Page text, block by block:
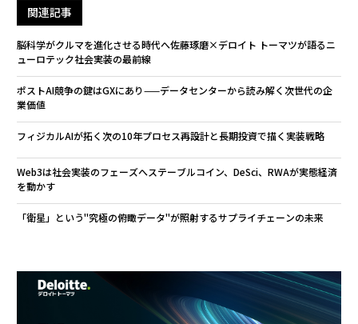
関連記事
脳科学がクルマを進化させる時代へ――佐藤琢磨×デロイト トーマツが語るニ
ューロテック社会実装の最前線
ポストAI競争の鍵はGXにあり——データセンターから読み解く次世代の企
業価値
フィジカルAIが拓く次の10年――プロセス再設計と長期投資で描く実装戦略
Web3は社会実装のフェーズへ――ステーブルコイン、DeSci、RWAが実態経済
を動かす
「衛星」という"究極の俯瞰データ"が照射するサプライチェーンの未来